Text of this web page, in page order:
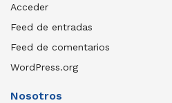
Acceder
Feed de entradas
Feed de comentarios
WordPress.org
Nosotros